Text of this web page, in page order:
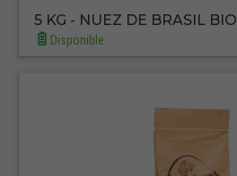
5 KG - NUEZ DE BRASIL BIO
Disponible